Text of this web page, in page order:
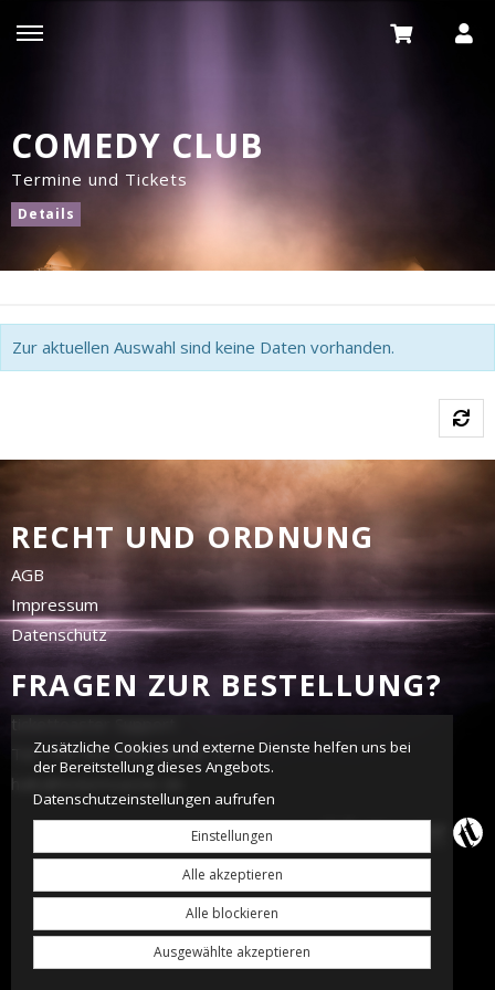
COMEDY CLUB
Termine und Tickets
Details
Zur aktuellen Auswahl sind keine Daten vorhanden.
RECHT UND ORDNUNG
AGB
Impressum
Datenschutz
FRAGEN ZUR BESTELLUNG?
tickettoaster Support
Tel.: +49 561 350 296 28 - 0
hallo@tickettoaster.de
Zusätzliche Cookies und externe Dienste helfen uns bei
der Bereitstellung dieses Angebots.
Datenschutzeinstellungen aufrufen
Einstellungen
Alle akzeptieren
Alle blockieren
Ausgewählte akzeptieren